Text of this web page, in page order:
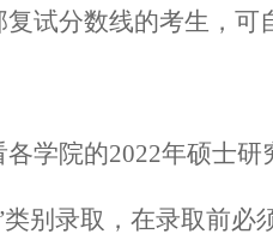
试分数线的考生，可
学院的2022年硕士研
别录取，在录取前必